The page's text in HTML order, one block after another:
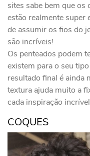
sites sabe bem que
estão realmente super
de assumir os fios do
são incríveis!
Os penteados podem
existem para o seu
resultado final é ainda
textura ajuda muito a
cada inspiração
COQUES